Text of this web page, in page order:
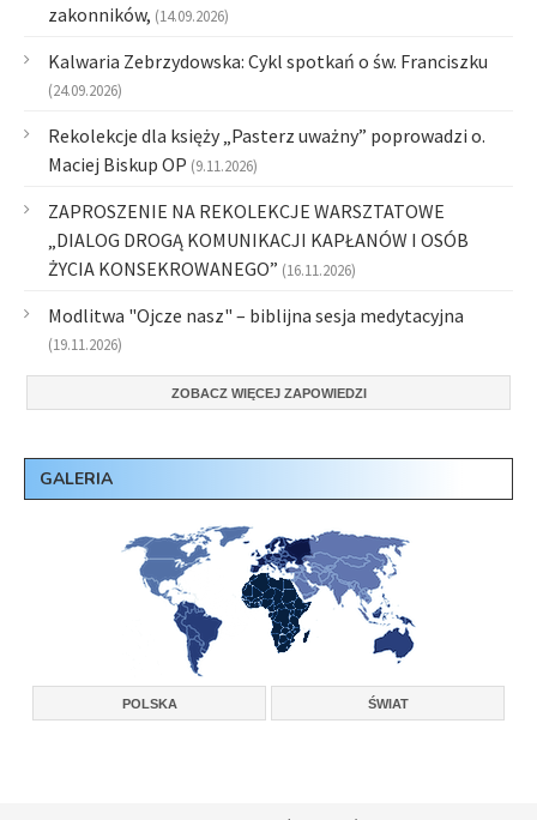
zakonników, (14.09.2026)
Kalwaria Zebrzydowska: Cykl spotkań o św. Franciszku
(24.09.2026)
Rekolekcje dla księży „Pasterz uważny” poprowadzi o.
Maciej Biskup OP (9.11.2026)
ZAPROSZENIE NA REKOLEKCJE WARSZTATOWE
„DIALOG DROGĄ KOMUNIKACJI KAPŁANÓW I OSÓB
ŻYCIA KONSEKROWANEGO” (16.11.2026)
Modlitwa "Ojcze nasz" – biblijna sesja medytacyjna
(19.11.2026)
ZOBACZ WIĘCEJ ZAPOWIEDZI
GALERIA
POLSKA ŚWIAT